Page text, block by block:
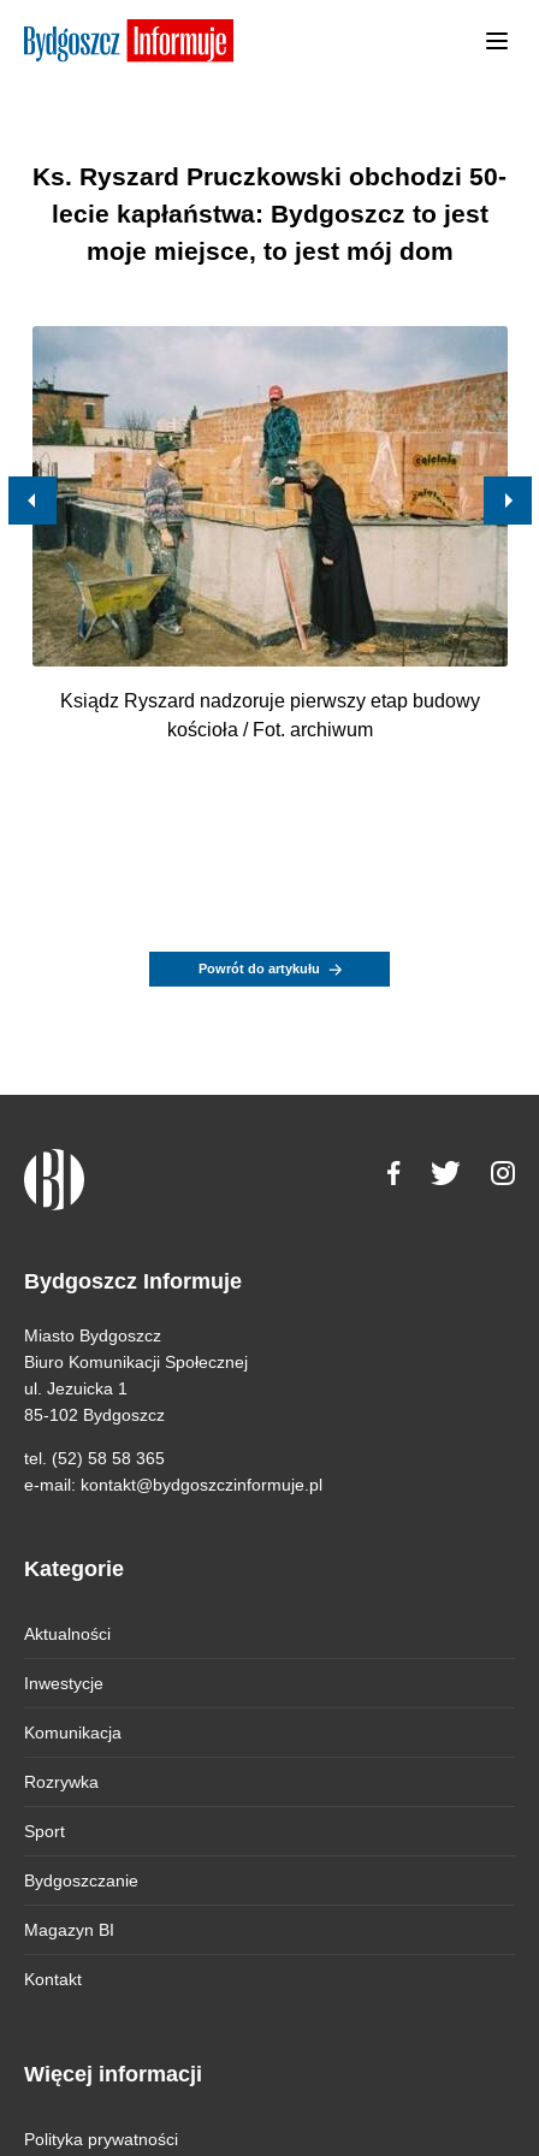
Ks. Ryszard Pruczkowski obchodzi 50-
lecie kapłaństwa: Bydgoszcz to jest
moje miejsce, to jest mój dom
Ksiądz Ryszard nadzoruje pierwszy etap budowy
kościoła / Fot. archiwum
Powrót do artykułu
Bydgoszcz Informuje
Miasto Bydgoszcz
Biuro Komunikacji Społecznej
ul. Jezuicka 1
85-102 Bydgoszcz
tel. (52) 58 58 365
e-mail: kontakt@bydgoszczinformuje.pl
Kategorie
Aktualności
Inwestycje
Komunikacja
Rozrywka
Sport
Bydgoszczanie
Magazyn BI
Kontakt
Więcej informacji
Polityka prywatności